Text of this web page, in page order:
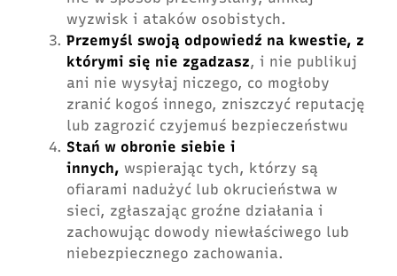
wyzwisk i ataków osobistych.
Przemyśl swoją odpowiedź na kwestie, z
którymi się nie zgadzasz, i nie publikuj
ani nie wysyłaj niczego, co mogłoby
zranić kogoś innego, zniszczyć reputację
lub zagrozić czyjemuś bezpieczeństwu
Stań w obronie siebie i
innych, wspierając tych, którzy są
ofiarami nadużyć lub okrucieństwa w
sieci, zgłaszając groźne działania i
zachowując dowody niewłaściwego lub
niebezpiecznego zachowania.